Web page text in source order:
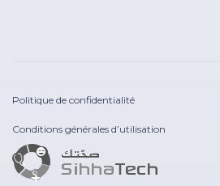
Politique de confidentialité
Conditions générales d’utilisation